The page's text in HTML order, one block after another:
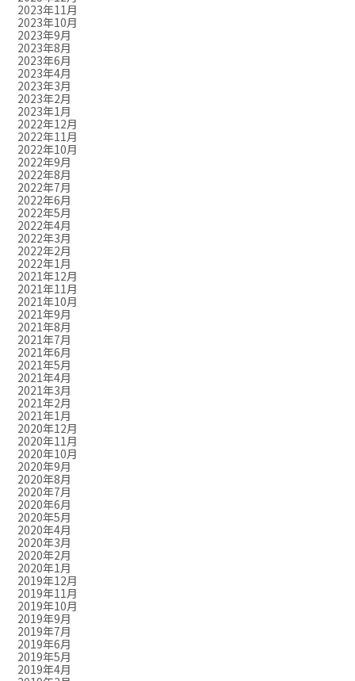
2023年11月
2023年10月
2023年9月
2023年8月
2023年6月
2023年4月
2023年3月
2023年2月
2023年1月
2022年12月
2022年11月
2022年10月
2022年9月
2022年8月
2022年7月
2022年6月
2022年5月
2022年4月
2022年3月
2022年2月
2022年1月
2021年12月
2021年11月
2021年10月
2021年9月
2021年8月
2021年7月
2021年6月
2021年5月
2021年4月
2021年3月
2021年2月
2021年1月
2020年12月
2020年11月
2020年10月
2020年9月
2020年8月
2020年7月
2020年6月
2020年5月
2020年4月
2020年3月
2020年2月
2020年1月
2019年12月
2019年11月
2019年10月
2019年9月
2019年7月
2019年6月
2019年5月
2019年4月